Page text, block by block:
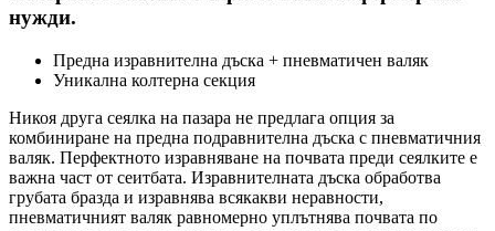
нужди.
Предна изравнителна дъска + пневматичен валяк
Уникална колтерна секция
Никоя друга сеялка на пазара не предлага опция за
комбиниране на предна подравнителна дъска с пневматичния
валяк. Перфектното изравняване на почвата преди сеялките е
важна част от сеитбата. Изравнителната дъска обработва
грубата бразда и изравнява всякакви неравности,
пневматичният валяк равномерно уплътнява почвата по